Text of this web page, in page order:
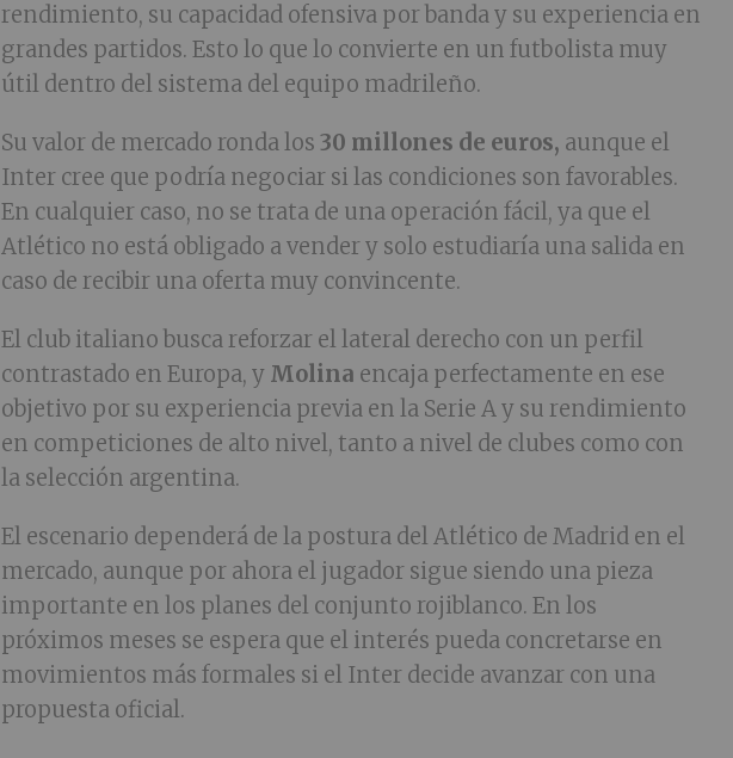
rendimiento, su capacidad ofensiva por banda y su experiencia en
grandes partidos. Esto lo que lo convierte en un futbolista muy
útil dentro del sistema del equipo madrileño.
Su valor de mercado ronda los 30 millones de euros, aunque el
Inter cree que podría negociar si las condiciones son favorables.
En cualquier caso, no se trata de una operación fácil, ya que el
Atlético no está obligado a vender y solo estudiaría una salida en
caso de recibir una oferta muy convincente.
El club italiano busca reforzar el lateral derecho con un perfil
contrastado en Europa, y Molina encaja perfectamente en ese
objetivo por su experiencia previa en la Serie A y su rendimiento
en competiciones de alto nivel, tanto a nivel de clubes como con
la selección argentina.
El escenario dependerá de la postura del Atlético de Madrid en el
mercado, aunque por ahora el jugador sigue siendo una pieza
importante en los planes del conjunto rojiblanco. En los
próximos meses se espera que el interés pueda concretarse en
movimientos más formales si el Inter decide avanzar con una
propuesta oficial.